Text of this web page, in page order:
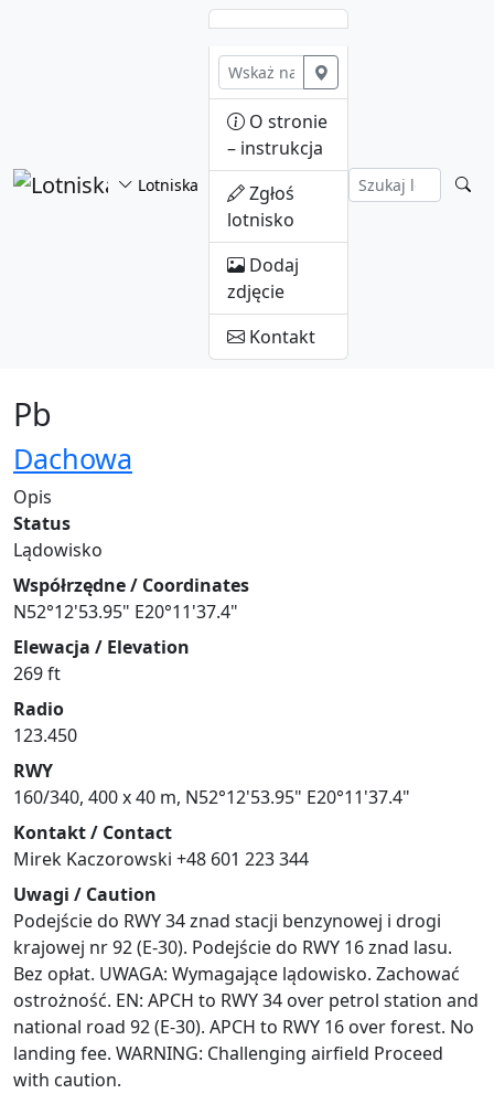
Lotniska
O stronie
– instrukcja
Zgłoś
lotnisko
Dodaj
zdjęcie
Kontakt
Pb
Dachowa
Opis
Status
Lądowisko
Współrzędne / Coordinates
N52°12'53.95" E20°11'37.4"
Elewacja / Elevation
269 ft
Radio
123.450
RWY
160/340, 400 x 40 m, N52°12'53.95" E20°11'37.4"
Kontakt / Contact
Mirek Kaczorowski +48 601 223 344
Uwagi / Caution
Podejście do RWY 34 znad stacji benzynowej i drogi
krajowej nr 92 (E-30). Podejście do RWY 16 znad lasu.
Bez opłat. UWAGA: Wymagające lądowisko. Zachować
ostrożność. EN: APCH to RWY 34 over petrol station and
national road 92 (E-30). APCH to RWY 16 over forest. No
landing fee. WARNING: Challenging airfield Proceed
with caution.